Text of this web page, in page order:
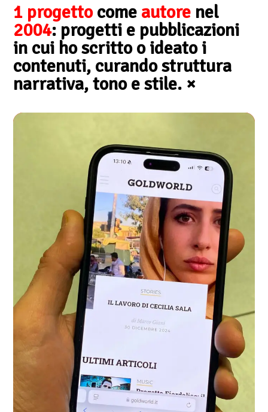
1 progettocome autore nel
2004: progetti e pubblicazioni
in cui ho scritto o ideato i
contenuti, curando struttura
narrativa, tono e stile. ×